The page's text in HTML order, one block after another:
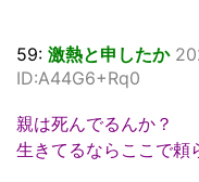
59: 激熱と申したか
ID:A44G6+Rq0
親は死んでるんか？
生きてるならここで頼